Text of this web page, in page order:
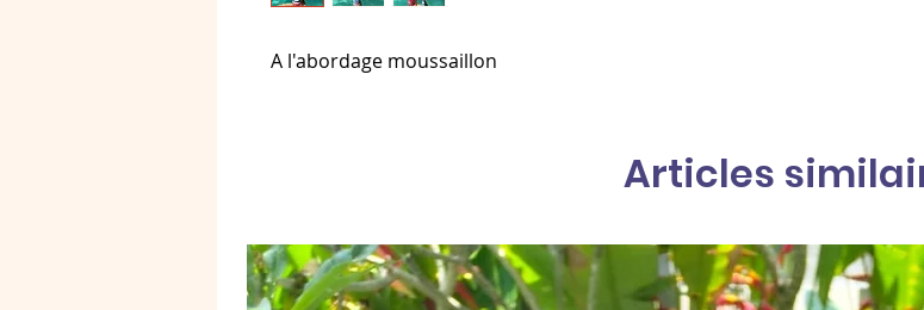
A l'abordage moussaillon
Articles